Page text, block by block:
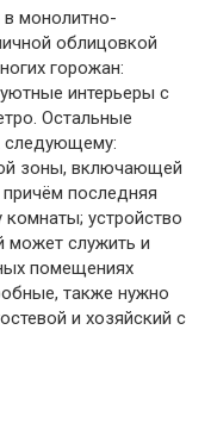
в монолитно-
облицовкой
горожан:
интерьеры с
Остальные
следующему:
зоны, включающей
последняя
устройство
может служить и
помещениях
также нужно
и хозяйский с